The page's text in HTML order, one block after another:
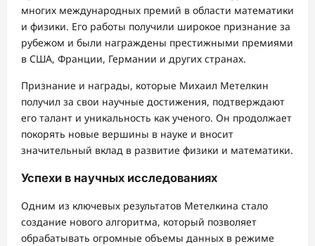
многих международных премий в области математики
и физики. Его работы получили широкое признание за
рубежом и были награждены престижными премиями
в США, Франции, Германии и других странах.
Признание и награды, которые Михаил Метелкин
получил за свои научные достижения, подтверждают
его талант и уникальность как ученого. Он продолжает
покорять новые вершины в науке и вносит
значительный вклад в развитие физики и математики.
Успехи в научных исследованиях
Одним из ключевых результатов Метелкина стало
создание нового алгоритма, который позволяет
обрабатывать огромные объемы данных в режиме